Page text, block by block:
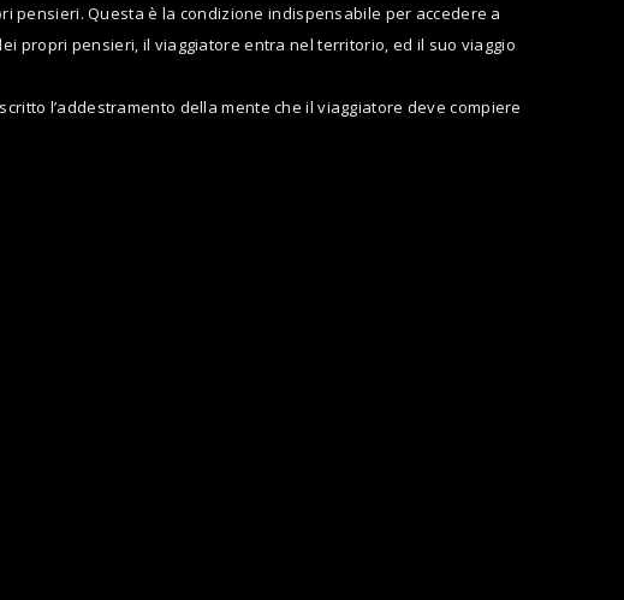
pensieri. Questa è la condizione indispensabile per accedere a
propri pensieri, il viaggiatore entra nel territorio, ed il suo viaggio
l’addestramento della mente che il viaggiatore deve compiere